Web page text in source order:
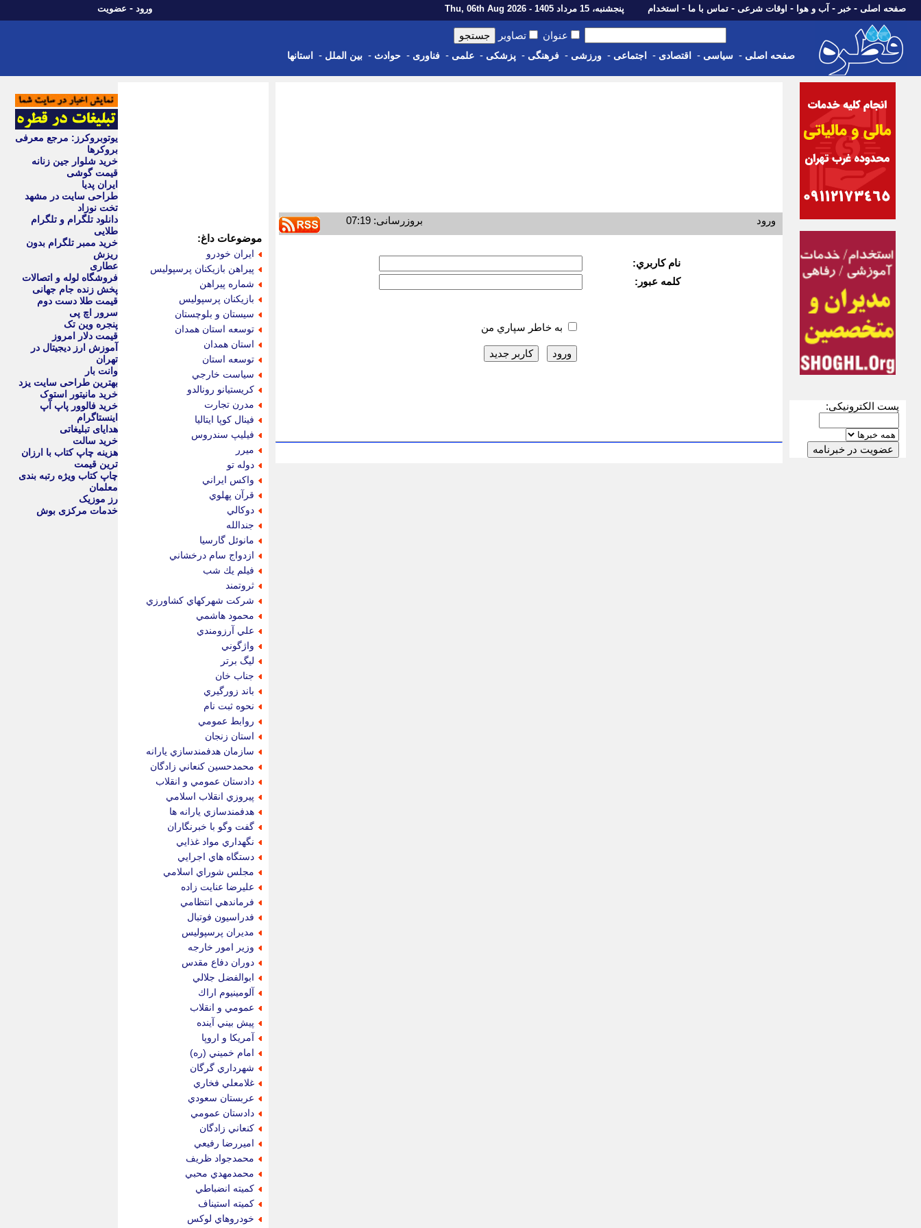
صفحه اصلی - خبر - آب و هوا - اوقات شرعی - تماس با ما - استخدام پنجشنبه، 15 مرداد 1405 - Thu, 06th Aug 2026 ورود - عضویت
عنوان تصاویر
صفحه اصلی - سیاسی - اقتصادی - اجتماعی - ورزشی - فرهنگی - پزشکی - علمی - فناوری - حوادث - بین الملل - استانها
پست الکترونیکی:
ورود بروزرسانی: 07:19
نام كاربري:
كلمه عبور:
به خاطر سپاري من
موضوعات داغ:
ايران خودرو
پيراهن بازيكنان پرسپوليس
شماره پيراهن
بازيكنان پرسپوليس
سيستان و بلوچستان
توسعه استان همدان
استان همدان
توسعه استان
سياست خارجي
كريستيانو رونالدو
مدرن تجارت
فينال كوپا ايتاليا
فيليپ سندروس
ميرر
دوله تو
واكس ايراني
قرآن پهلوي
دوكالي
جندالله
مانوئل گارسيا
ازدواج سام درخشاني
فيلم يك شب
ثروتمند
شركت شهركهاي كشاورزي
محمود هاشمي
علي آرزومندي
واژگوني
ليگ برتر
جناب خان
باند زورگيري
نحوه ثبت نام
روابط عمومي
استان زنجان
سازمان هدفمندسازي يارانه
محمدحسين كنعاني زادگان
دادستان عمومي و انقلاب
پيروزي انقلاب اسلامي
هدفمندسازي يارانه ها
گفت وگو با خبرنگاران
نگهداري مواد غذايي
دستگاه هاي اجرايي
مجلس شوراي اسلامي
عليرضا عنايت زاده
فرماندهي انتظامي
فدراسيون فوتبال
مديران پرسپوليس
وزير امور خارجه
دوران دفاع مقدس
ابوالفضل جلالي
آلومينيوم اراك
عمومي و انقلاب
پيش بيني آينده
آمريكا و اروپا
امام خميني (ره)
شهرداري گرگان
غلامعلي فخاري
عربستان سعودي
دادستان عمومي
كنعاني زادگان
اميررضا رفيعي
محمدجواد ظريف
محمدمهدي محبي
كميته انضباطي
كميته استيناف
خودروهاي لوكس
یوتوبروکرز: مرجع معرفی
بروکرها
خرید شلوار جین زنانه
قیمت گوشی
ایران پدیا
طراحی سایت در مشهد
تخت نوزاد
دانلود تلگرام و تلگرام
طلایی
خرید ممبر تلگرام بدون
ریزش
عطاری
فروشگاه لوله و اتصالات
پخش زنده جام جهانی
قیمت طلا دست دوم
سرور اچ پی
پنجره وین تک
قیمت دلار امروز
آموزش ارز دیجیتال در
تهران
وانت بار
بهترین طراحی سایت یزد
خرید مانیتور استوک
خرید فالوور پاپ آپ
اینستاگرام
هدایای تبلیغاتی
خرید سالت
هزینه چاپ کتاب با ارزان
ترین قیمت
چاپ کتاب ویژه رتبه بندی
معلمان
رز موزیک
خدمات مرکزی بوش